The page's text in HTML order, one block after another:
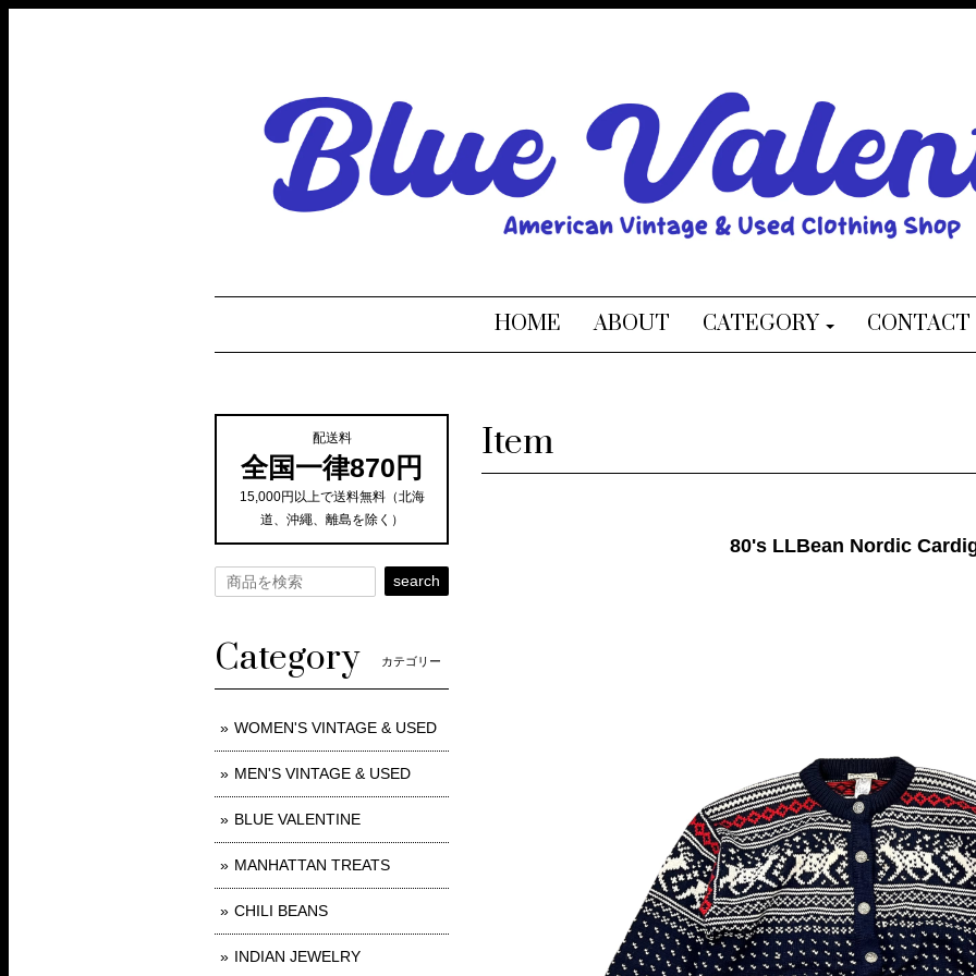
HOME ABOUT CATEGORY CONTACT
Item
80's LLBean Nordic
配送料
全国一律870円
15,000円以上で送料無料（北海
道、沖繩、離島を除く）
search
Category カテゴリー
WOMEN'S VINTAGE & USED
MEN'S VINTAGE & USED
BLUE VALENTINE
MANHATTAN TREATS
CHILI BEANS
INDIAN JEWELRY